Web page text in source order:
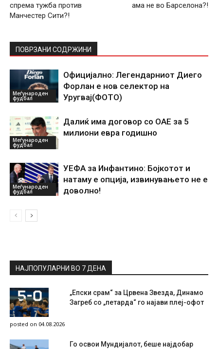
спрема тужба против
Манчестер Сити?!
ама не во Барселона?!
ПОВРЗАНИ СОДРЖИНИ
Меѓународен
фудбал
Официјално: Легендарниот Диего
Форлан е нов селектор на
Уругвај(ФОТО)
Меѓународен
фудбал
Далиќ има договор со ОАЕ за 5
милиони евра годишно
Меѓународен
фудбал
УЕФА за Инфантино: Бојкотот и
натаму е опција, извинувањето не е
доволно!
НАЈПОПУЛАРНИ ВО 7 ДЕНА
„Епски срам“ за Црвена Звезда, Динамо
Загреб со „петарда“ го најави плеј-офот
posted on 04.08.2026
Го освои Мундијалот, беше најдобар